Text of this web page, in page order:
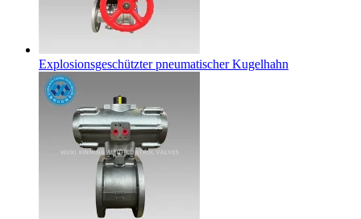
Explosionsgeschützter pneumatischer Kugelhahn